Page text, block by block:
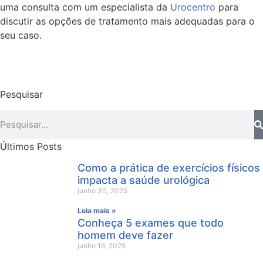
uma consulta com um especialista da Urocentro para
discutir as opções de tratamento mais adequadas para o
seu caso.
Pesquisar
Últimos Posts
Como a prática de exercícios físicos
impacta a saúde urológica
junho 30, 2025
Leia mais »
Conheça 5 exames que todo
homem deve fazer
junho 16, 2025